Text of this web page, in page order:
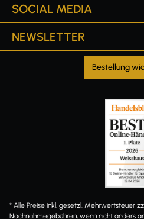
SOCIAL MEDIA
NEWSLETTER
Bestellung
* Alle Preise inkl. gesetzl. Mehrwertsteuer
Nachnahmegebühren, wenn nicht anders